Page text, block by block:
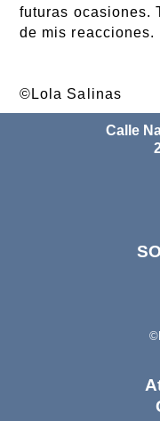
futuras ocasiones.
de mis reacciones.
©Lola Salinas
Calle